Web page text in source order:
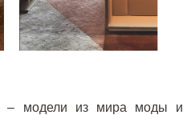
– модели из мира моды и